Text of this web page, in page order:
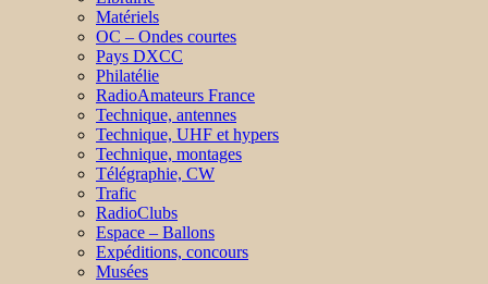
Matériels
OC – Ondes courtes
Pays DXCC
Philatélie
RadioAmateurs France
Technique, antennes
Technique, UHF et hypers
Technique, montages
Télégraphie, CW
Trafic
RadioClubs
Espace – Ballons
Expéditions, concours
Musées